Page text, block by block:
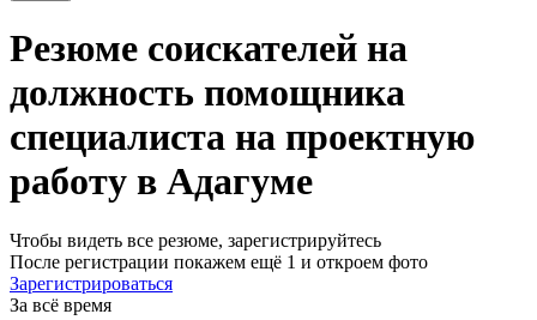
Резюме соискателей на
должность помощника
специалиста на проектную
работу в Адагуме
Чтобы видеть все резюме, зарегистрируйтесь
После регистрации покажем ещё 1 и откроем фото
Зарегистрироваться
За всё время